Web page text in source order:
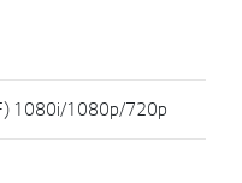
1080i/1080p/720p